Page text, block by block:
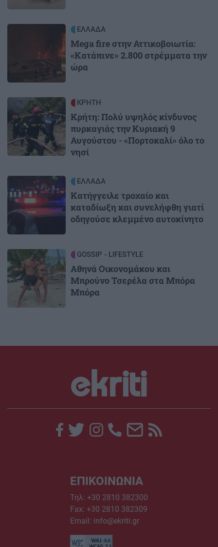
ΕΛΛΑΔΑ
Mega fire στην Αττικοβοιωτία:
«Κατάπινε» 2.800 στρέμματα την
ώρα
Image ΚΡΗΤΗ
Κρήτη: Πολύ υψηλός κίνδυνος
πυρκαγιάς την Κυριακή 9
Αυγούστου - «Πορτοκαλί» όλο το
νησί
ΕΛΛΑΔΑ
Κατήγγειλε τροχαίο και
καταδίωξη και συνελήφθη γιατί
οδηγούσε κλεμμένο αυτοκίνητο
Image GOSSIP - LIFESTYLE
Αθηνά Οικονομάκου και
Μπρούνο Τσερέλα στα Μπόρα
Μπόρα
ΕΠΙΚΟΙΝΩΝΙΑ
Τηλ: +30 2810 382300
Fax: +30 2810 382309
Email: info@ekriti.gr